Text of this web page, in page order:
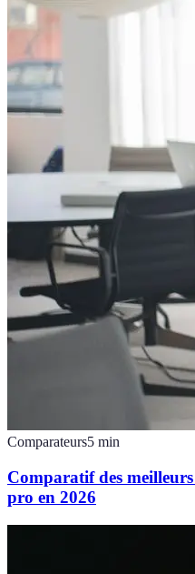
Comparateurs5 min
Comparatif des
pro en 2026